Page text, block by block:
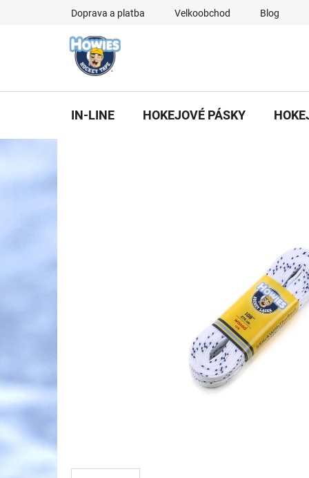
Doprava a platba Velkoobchod Blog
IN-LINE HOKEJOVÉ PÁSKY